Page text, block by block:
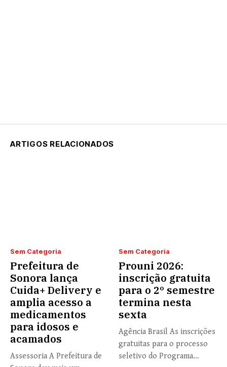
ARTIGOS RELACIONADOS
Sem Categoria
Prefeitura de
Sonora lança
Cuida+ Delivery e
amplia acesso a
medicamentos
para idosos e
acamados
Assessoria A Prefeitura de
Sem Categoria
Prouni 2026:
inscrição gratuita
para o 2º semestre
termina nesta
sexta
Agência Brasil As inscrições
gratuitas para o processo
seletivo do Programa